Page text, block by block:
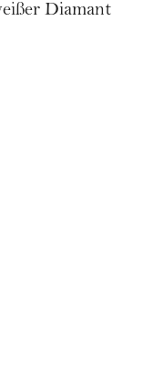
Diamant